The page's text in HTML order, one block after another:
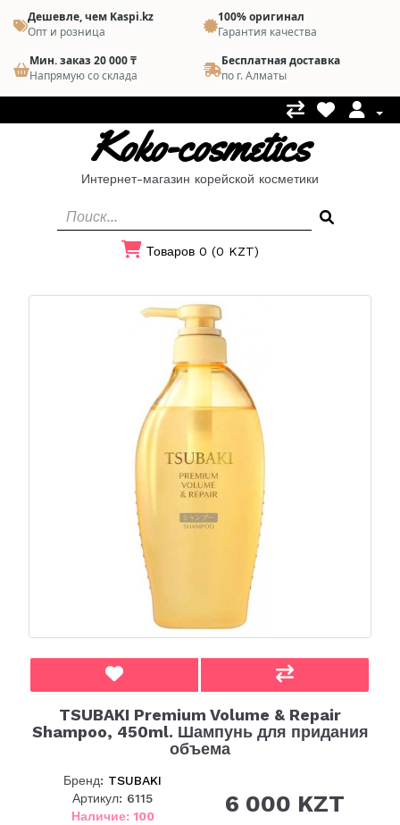
Дешевле, чем Kaspi.kz
Опт и розница
100% оригинал
Гарантия качества
Мин. заказ 20 000 ₸
Напрямую со склада
Бесплатная доставка
по г. Алматы
Koko-cosmetics
Интернет-магазин корейской косметики
Товаров 0 (0 KZT)
TSUBAKI Premium Volume & Repair
Shampoo, 450ml. Шампунь для придания
объема
Бренд: TSUBAKI
Артикул: 6115
Наличие: 100
6 000 KZT